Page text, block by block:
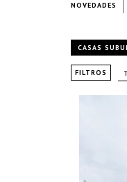
NOVEDADES
CASAS
FILTROS